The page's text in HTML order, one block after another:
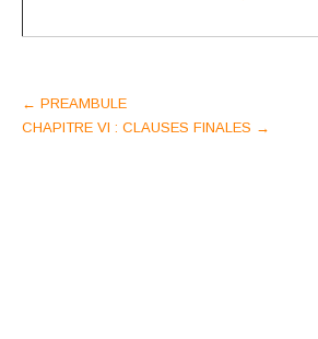
Post
navigation
← PREAMBULE
CHAPITRE VI : CLAUSES FINALES →